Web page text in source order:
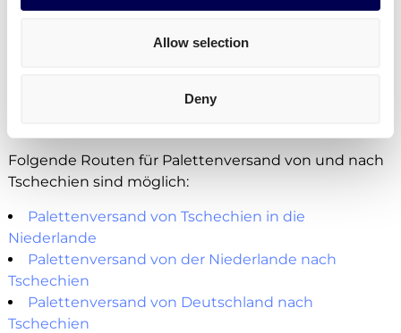
Allow selection
Deny
• Direkte Angebote • Kein Abonnement
Welche Routen sind von und nach
Folgende Routen für Palettenversand von und nach
Tschechien sind möglich:
Palettenversand von Tschechien in die
Niederlande
Palettenversand von der Niederlande nach
Tschechien
Palettenversand von Deutschland nach
Tschechien